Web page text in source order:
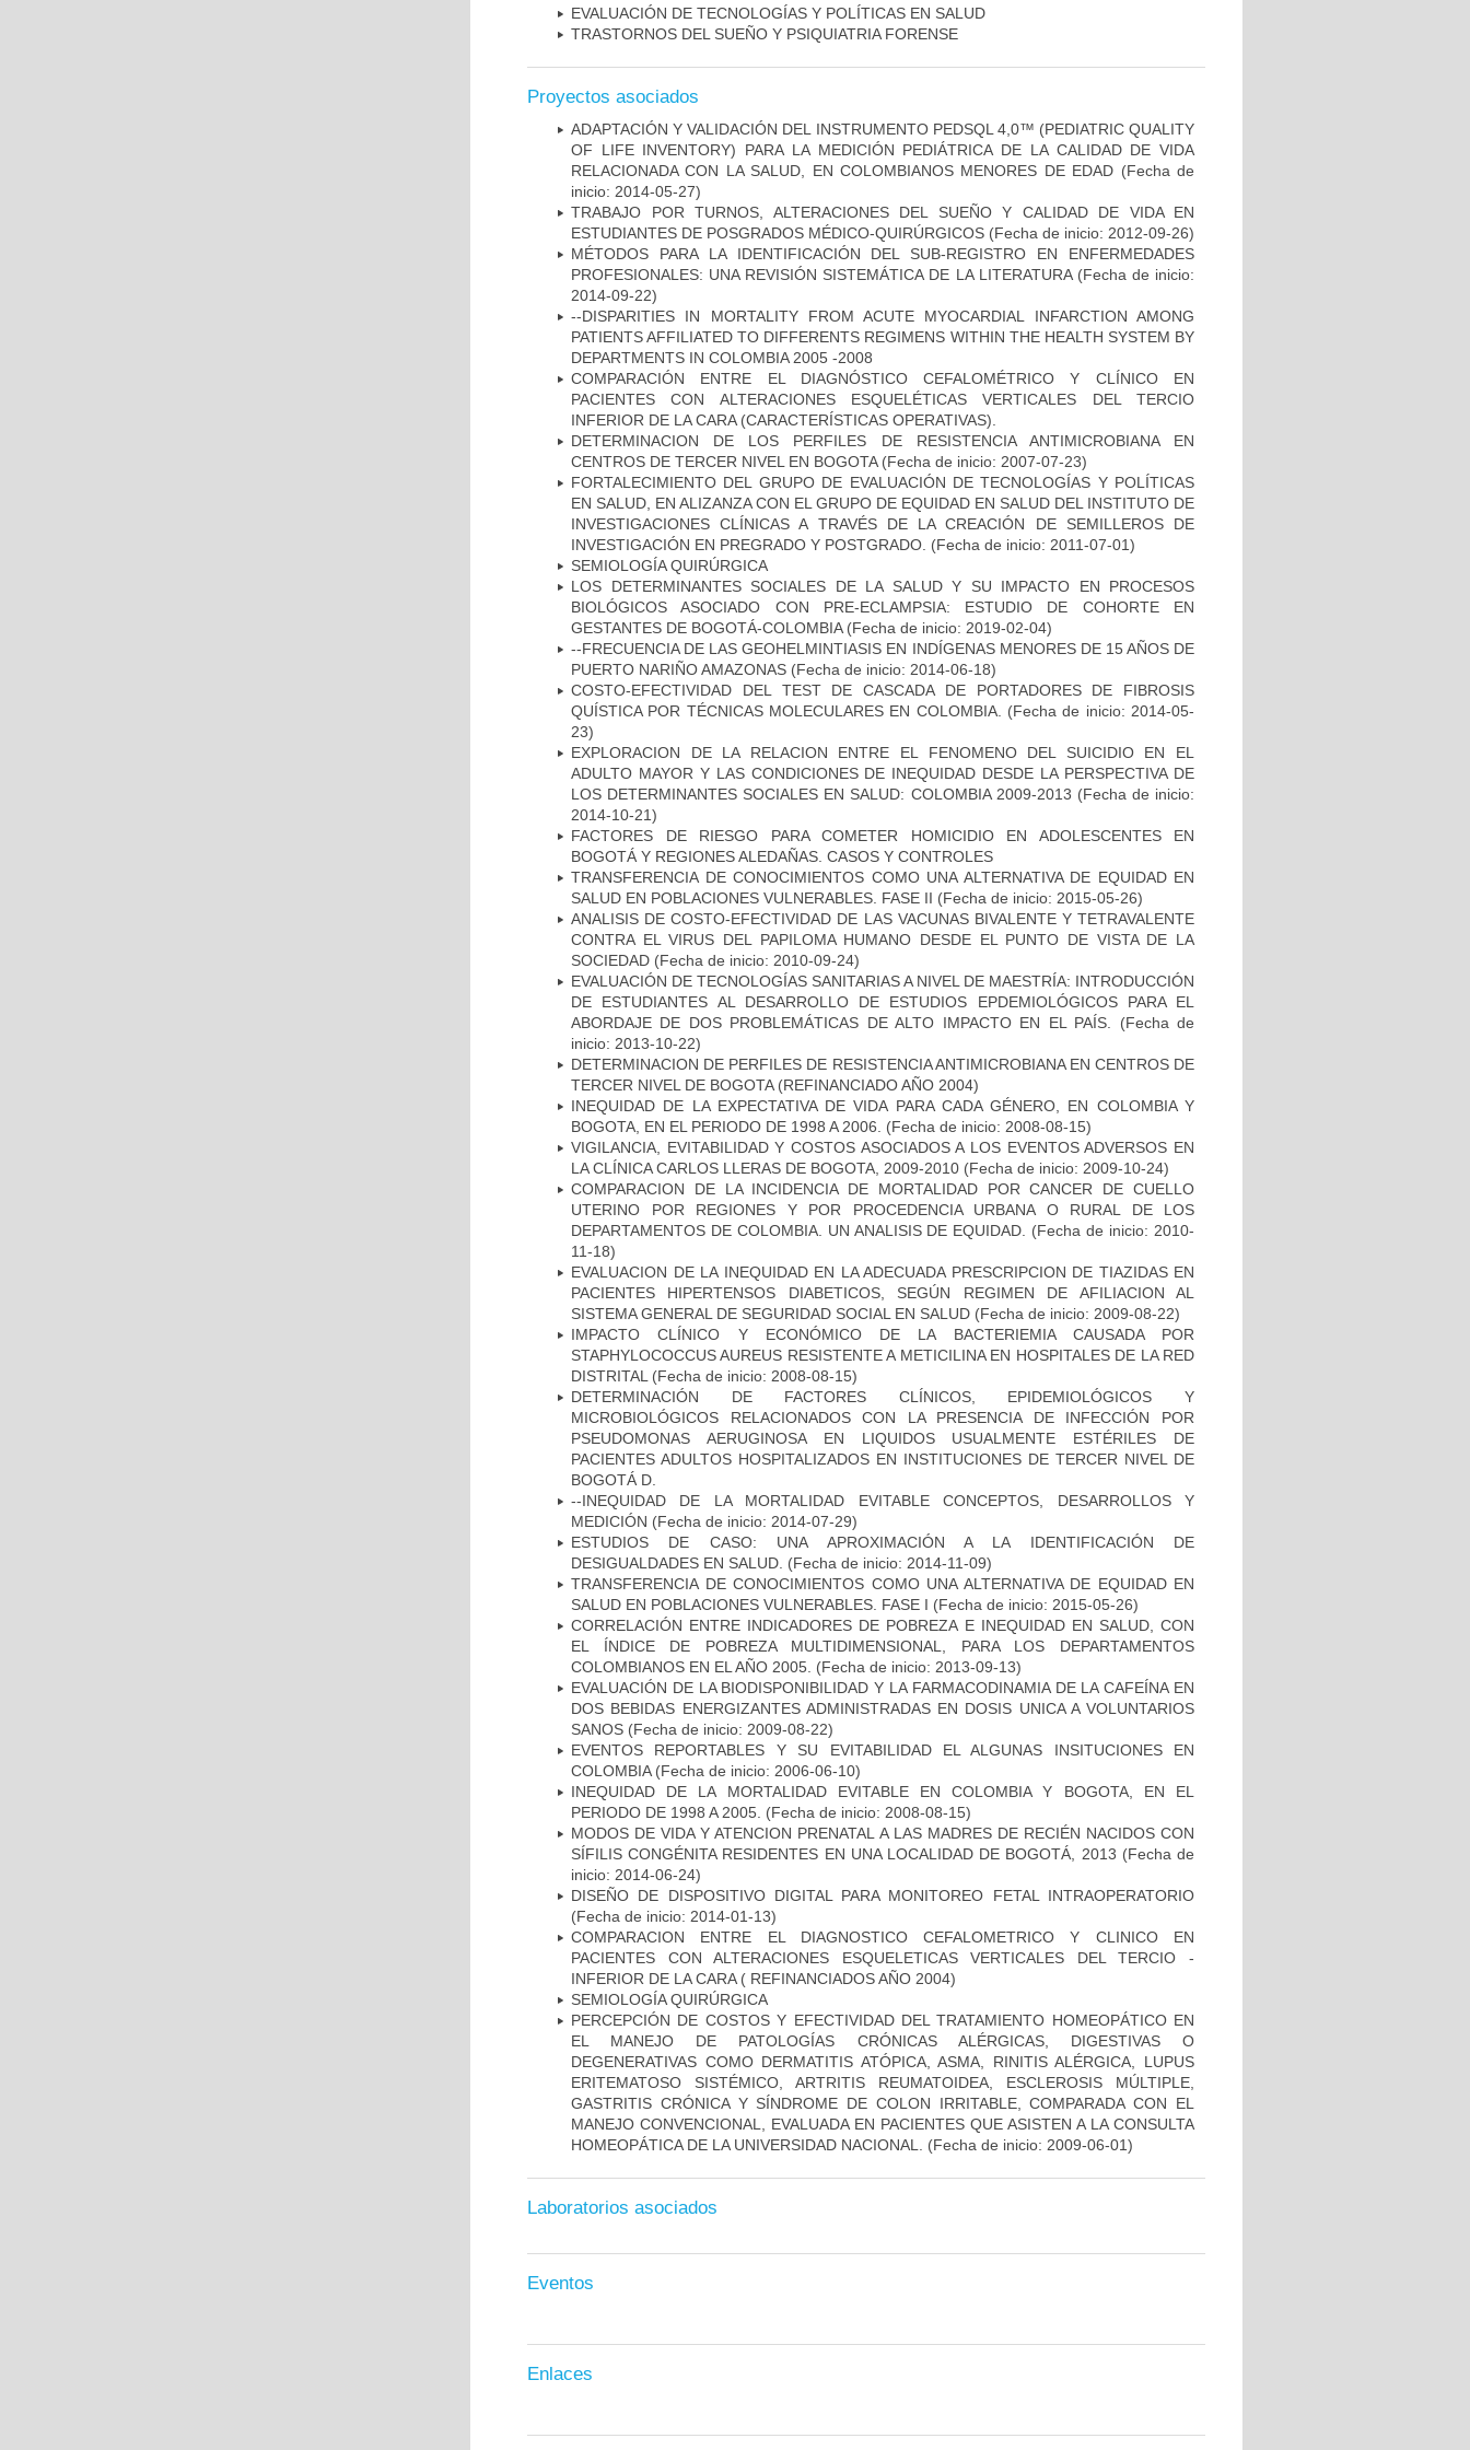
EVALUACIÓN DE TECNOLOGÍAS Y POLÍTICAS EN SALUD
TRASTORNOS DEL SUEÑO Y PSIQUIATRIA FORENSE
Proyectos asociados
ADAPTACIÓN Y VALIDACIÓN DEL INSTRUMENTO PEDSQL 4,0™ (PEDIATRIC QUALITY
OF LIFE INVENTORY) PARA LA MEDICIÓN PEDIÁTRICA DE LA CALIDAD DE VIDA
RELACIONADA CON LA SALUD, EN COLOMBIANOS MENORES DE EDAD (Fecha de
inicio: 2014-05-27)
TRABAJO POR TURNOS, ALTERACIONES DEL SUEÑO Y CALIDAD DE VIDA EN
ESTUDIANTES DE POSGRADOS MÉDICO-QUIRÚRGICOS (Fecha de inicio: 2012-09-26)
MÉTODOS PARA LA IDENTIFICACIÓN DEL SUB-REGISTRO EN ENFERMEDADES
PROFESIONALES: UNA REVISIÓN SISTEMÁTICA DE LA LITERATURA(Fecha de inicio:
2014-09-22)
--DISPARITIES IN MORTALITY FROM ACUTE MYOCARDIAL INFARCTION AMONG
PATIENTS AFFILIATED TO DIFFERENTS REGIMENS WITHIN THE HEALTH SYSTEM BY
DEPARTMENTS IN COLOMBIA 2005 -2008
COMPARACIÓN ENTRE EL DIAGNÓSTICO CEFALOMÉTRICO Y CLÍNICO EN
PACIENTES CON ALTERACIONES ESQUELÉTICAS VERTICALES DEL TERCIO
INFERIOR DE LA CARA (CARACTERÍSTICAS OPERATIVAS).
DETERMINACION DE LOS PERFILES DE RESISTENCIA ANTIMICROBIANA EN
CENTROS DE TERCER NIVEL EN BOGOTA(Fecha de inicio: 2007-07-23)
FORTALECIMIENTO DEL GRUPO DE EVALUACIÓN DE TECNOLOGÍAS Y POLÍTICAS
EN SALUD, EN ALIZANZA CON EL GRUPO DE EQUIDAD EN SALUD DEL INSTITUTO DE
INVESTIGACIONES CLÍNICAS A TRAVÉS DE LA CREACIÓN DE SEMILLEROS DE
INVESTIGACIÓN EN PREGRADO Y POSTGRADO. (Fecha de inicio: 2011-07-01)
SEMIOLOGÍA QUIRÚRGICA
LOS DETERMINANTES SOCIALES DE LA SALUD Y SU IMPACTO EN PROCESOS
BIOLÓGICOS ASOCIADO CON PRE-ECLAMPSIA: ESTUDIO DE COHORTE EN
GESTANTES DE BOGOTÁ-COLOMBIA(Fecha de inicio: 2019-02-04)
--FRECUENCIA DE LAS GEOHELMINTIASIS EN INDÍGENAS MENORES DE 15 AÑOS DE
PUERTO NARIÑO AMAZONAS (Fecha de inicio: 2014-06-18)
COSTO-EFECTIVIDAD DEL TEST DE CASCADA DE PORTADORES DE FIBROSIS
QUÍSTICA POR TÉCNICAS MOLECULARES EN COLOMBIA.
(Fecha de inicio: 2014-05-
23)
EXPLORACION DE LA RELACION ENTRE EL FENOMENO DEL SUICIDIO EN EL
ADULTO MAYOR Y LAS CONDICIONES DE INEQUIDAD DESDE LA PERSPECTIVA DE
LOS DETERMINANTES SOCIALES EN SALUD: COLOMBIA 2009-2013 (Fecha de inicio:
2014-10-21)
FACTORES DE RIESGO PARA COMETER HOMICIDIO EN ADOLESCENTES EN
BOGOTÁ Y REGIONES ALEDAÑAS. CASOS Y CONTROLES
TRANSFERENCIA DE CONOCIMIENTOS COMO UNA ALTERNATIVA DE EQUIDAD EN
SALUD EN POBLACIONES VULNERABLES. FASE II (Fecha de inicio: 2015-05-26)
ANALISIS DE COSTO-EFECTIVIDAD DE LAS VACUNAS BIVALENTE Y TETRAVALENTE
CONTRA EL VIRUS DEL PAPILOMA HUMANO DESDE EL PUNTO DE VISTA DE LA
SOCIEDAD (Fecha de inicio: 2010-09-24)
EVALUACIÓN DE TECNOLOGÍAS SANITARIAS A NIVEL DE MAESTRÍA: INTRODUCCIÓN
DE ESTUDIANTES AL DESARROLLO DE ESTUDIOS EPDEMIOLÓGICOS PARA EL
ABORDAJE DE DOS PROBLEMÁTICAS DE ALTO IMPACTO EN EL PAÍS.
(Fecha de
inicio: 2013-10-22)
DETERMINACION DE PERFILES DE RESISTENCIA ANTIMICROBIANA EN CENTROS DE
TERCER NIVEL DE BOGOTA (REFINANCIADO AÑO 2004)
INEQUIDAD DE LA EXPECTATIVA DE VIDA PARA CADA GÉNERO, EN COLOMBIA Y
BOGOTA, EN EL PERIODO DE 1998 A 2006. (Fecha de inicio: 2008-08-15)
VIGILANCIA, EVITABILIDAD Y COSTOS ASOCIADOS A LOS EVENTOS ADVERSOS EN
LA CLÍNICA CARLOS LLERAS DE BOGOTA, 2009-2010 (Fecha de inicio: 2009-10-24)
COMPARACION DE LA INCIDENCIA DE MORTALIDAD POR CANCER DE CUELLO
UTERINO POR REGIONES Y POR PROCEDENCIA URBANA O RURAL DE LOS
DEPARTAMENTOS DE COLOMBIA. UN ANALISIS DE EQUIDAD. (Fecha de inicio: 2010-
11-18)
EVALUACION DE LA INEQUIDAD EN LA ADECUADA PRESCRIPCION DE TIAZIDAS EN
PACIENTES HIPERTENSOS DIABETICOS, SEGÚN REGIMEN DE AFILIACION AL
SISTEMA GENERAL DE SEGURIDAD SOCIAL EN SALUD (Fecha de inicio: 2009-08-22)
IMPACTO CLÍNICO Y ECONÓMICO DE LA BACTERIEMIA CAUSADA POR
STAPHYLOCOCCUS AUREUS RESISTENTE A METICILINA EN HOSPITALES DE LA RED
DISTRITAL (Fecha de inicio: 2008-08-15)
DETERMINACIÓN DE FACTORES CLÍNICOS, EPIDEMIOLÓGICOS Y
MICROBIOLÓGICOS RELACIONADOS CON LA PRESENCIA DE INFECCIÓN POR
PSEUDOMONAS AERUGINOSA EN LIQUIDOS USUALMENTE ESTÉRILES DE
PACIENTES ADULTOS HOSPITALIZADOS EN INSTITUCIONES DE TERCER NIVEL DE
BOGOTÁ D.
--INEQUIDAD DE LA MORTALIDAD EVITABLE CONCEPTOS, DESARROLLOS Y
MEDICIÓN (Fecha de inicio: 2014-07-29)
ESTUDIOS DE CASO: UNA APROXIMACIÓN A LA IDENTIFICACIÓN DE
DESIGUALDADES EN SALUD. (Fecha de inicio: 2014-11-09)
TRANSFERENCIA DE CONOCIMIENTOS COMO UNA ALTERNATIVA DE EQUIDAD EN
SALUD EN POBLACIONES VULNERABLES. FASE I (Fecha de inicio: 2015-05-26)
CORRELACIÓN ENTRE INDICADORES DE POBREZA E INEQUIDAD EN SALUD, CON
EL ÍNDICE DE POBREZA MULTIDIMENSIONAL, PARA LOS DEPARTAMENTOS
COLOMBIANOS EN EL AÑO 2005. (Fecha de inicio: 2013-09-13)
EVALUACIÓN DE LA BIODISPONIBILIDAD Y LA FARMACODINAMIA DE LA CAFEÍNA EN
DOS BEBIDAS ENERGIZANTES ADMINISTRADAS EN DOSIS UNICA A VOLUNTARIOS
SANOS (Fecha de inicio: 2009-08-22)
EVENTOS REPORTABLES Y SU EVITABILIDAD EL ALGUNAS INSITUCIONES EN
COLOMBIA (Fecha de inicio: 2006-06-10)
INEQUIDAD DE LA MORTALIDAD EVITABLE EN COLOMBIA Y BOGOTA, EN EL
PERIODO DE 1998 A 2005. (Fecha de inicio: 2008-08-15)
MODOS DE VIDA Y ATENCION PRENATAL A LAS MADRES DE RECIÉN NACIDOS CON
SÍFILIS CONGÉNITA RESIDENTES EN UNA LOCALIDAD DE BOGOTÁ, 2013 (Fecha de
inicio: 2014-06-24)
DISEÑO DE DISPOSITIVO DIGITAL PARA MONITOREO FETAL INTRAOPERATORIO
(Fecha de inicio: 2014-01-13)
COMPARACION ENTRE EL DIAGNOSTICO CEFALOMETRICO Y CLINICO EN
PACIENTES CON ALTERACIONES ESQUELETICAS VERTICALES DEL TERCIO -
INFERIOR DE LA CARA ( REFINANCIADOS AÑO 2004)
SEMIOLOGÍA QUIRÚRGICA
PERCEPCIÓN DE COSTOS Y EFECTIVIDAD DEL TRATAMIENTO HOMEOPÁTICO EN
EL MANEJO DE PATOLOGÍAS CRÓNICAS ALÉRGICAS, DIGESTIVAS O
DEGENERATIVAS COMO DERMATITIS ATÓPICA, ASMA, RINITIS ALÉRGICA, LUPUS
ERITEMATOSO SISTÉMICO, ARTRITIS REUMATOIDEA, ESCLEROSIS MÚLTIPLE,
GASTRITIS CRÓNICA Y SÍNDROME DE COLON IRRITABLE, COMPARADA CON EL
MANEJO CONVENCIONAL, EVALUADA EN PACIENTES QUE ASISTEN A LA CONSULTA
HOMEOPÁTICA DE LA UNIVERSIDAD NACIONAL. (Fecha de inicio: 2009-06-01)
Laboratorios asociados
Eventos
Enlaces